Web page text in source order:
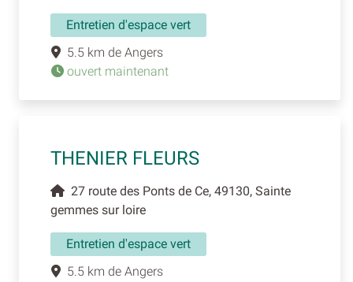
Entretien d'espace vert
5.5 km de Angers
ouvert maintenant
THENIER FLEURS
27 route des Ponts de Ce, 49130, Sainte
gemmes sur loire
Entretien d'espace vert
5.5 km de Angers